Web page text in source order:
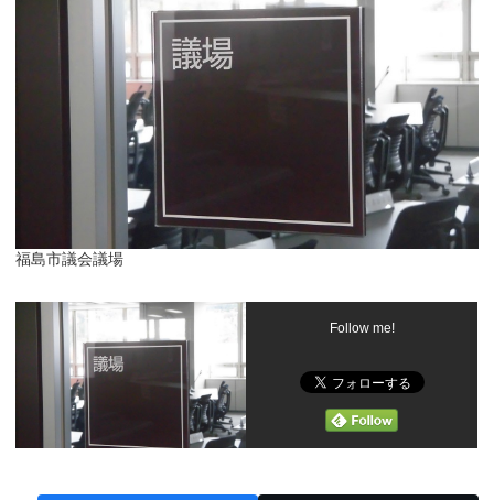
福島市議会議場
Follow me!